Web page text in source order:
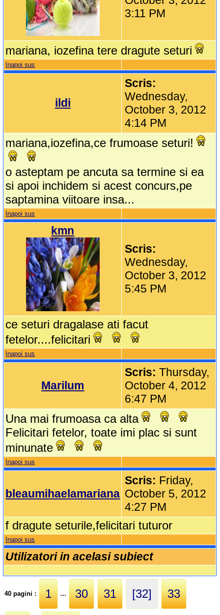
3:11 PM
mariana, iozefina tere dragute seturi
Inapoi sus
ildi
Scris:
Wednesday,
October 3, 2012
4:14 PM
mariana,iozefina,ce frumoase seturi!
o asteptam pe ancuta sa termine si ea
si apoi inchidem si acest concurs,pe
saptamina viitoare insa...
Inapoi sus
kmn
Scris:
Wednesday,
October 3, 2012
5:45 PM
ce seturi dragalase ati facut
fetelor....felicitari
Inapoi sus
Marilum
Scris:Thursday,
October 4, 2012
6:47 PM
Una mai frumoasa ca alta
Felicitari fetelor, toate imi plac si sunt
minunate
Inapoi sus
bleaumihaelamariana
Scris: Friday,
October 5, 2012
4:27 PM
f dragute seturile,felicitari tuturor
Inapoi sus
Utilizatori in acelasi subiect
40 pagini : 1 ... 30 31 [32] 33